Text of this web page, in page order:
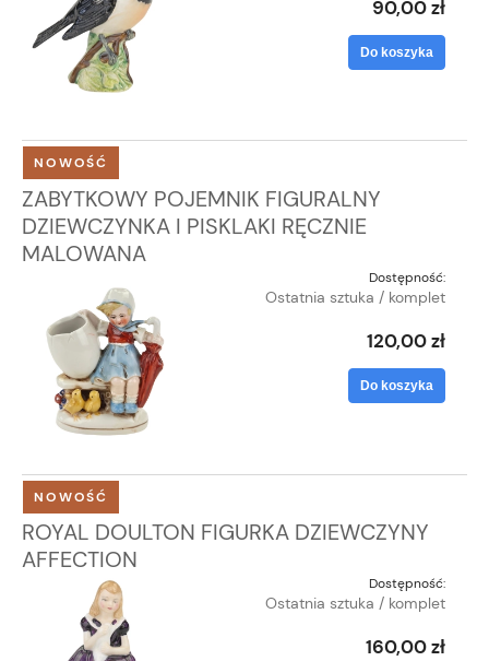
90,00 zł
Do koszyka
ZABYTKOWY POJEMNIK FIGURALNY
DZIEWCZYNKA I PISKLAKI RĘCZNIE
MALOWANA
Dostępność:
Ostatnia sztuka / komplet
120,00 zł
Do koszyka
NOWOŚĆ
ROYAL DOULTON FIGURKA DZIEWCZYNY
AFFECTION
Dostępność:
Ostatnia sztuka / komplet
160,00 zł
NOWOŚĆ